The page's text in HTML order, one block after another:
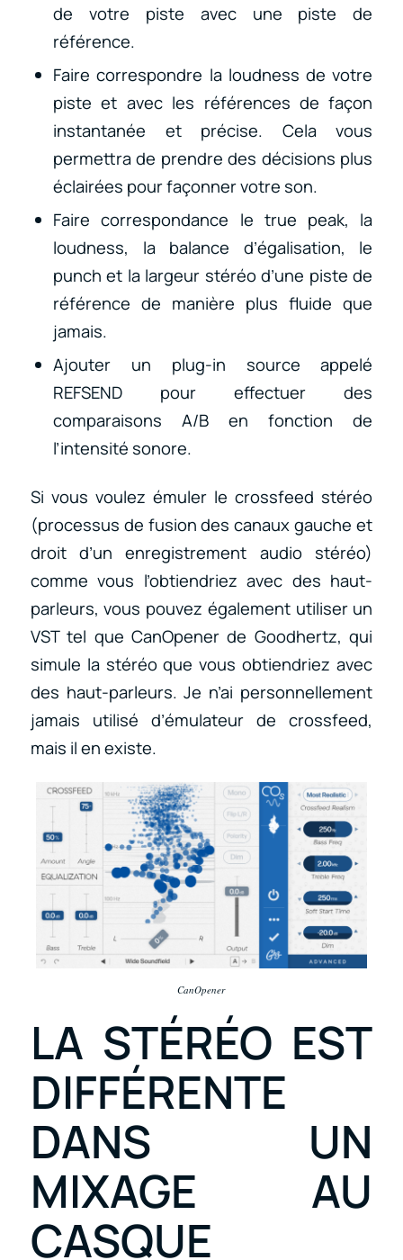
de votre piste avec une piste de
référence.
Faire correspondre la loudness de votre
piste et avec les références de façon
instantanée et précise. Cela vous
permettra de prendre des décisions plus
éclairées pour façonner votre son.
Faire correspondance le true peak, la
loudness, la balance d’égalisation, le
punch et la largeur stéréo d’une piste de
référence de manière plus fluide que
jamais.
Ajouter un plug-in source appelé
REFSEND pour effectuer des
comparaisons A/B en fonction de
l’intensité sonore.
Si vous voulez émuler le crossfeed stéréo
(processus de fusion des canaux gauche et
droit d’un enregistrement audio stéréo)
comme vous l’obtiendriez avec des haut-
parleurs, vous pouvez également utiliser un
VST tel que CanOpener de Goodhertz, qui
simule la stéréo que vous obtiendriez avec
des haut-parleurs. Je n’ai personnellement
jamais utilisé d’émulateur de crossfeed,
mais il en existe.
CanOpener
LA STÉRÉO EST
DIFFÉRENTE
DANS UN
MIXAGE AU
CASQUE